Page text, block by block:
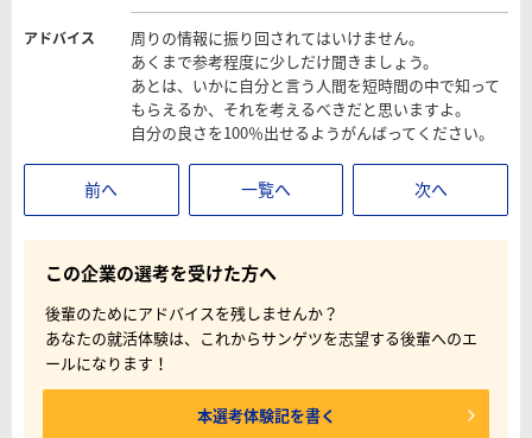
アドバイス
周りの情報に振り回されてはいけません。
あくまで参考程度に少しだけ聞きましょう。
あとは、いかに自分と言う人間を短時間の中で知って
もらえるか、それを考えるべきだと思いますよ。
自分の良さを100％出せるようがんばってください。
前へ 一覧へ 次へ
この企業の選考を受けた方へ
後輩のためにアドバイスを残しませんか？
あなたの就活体験は、これからサンゲツを志望する後輩へのエ
ールになります！
本選考体験記を書く